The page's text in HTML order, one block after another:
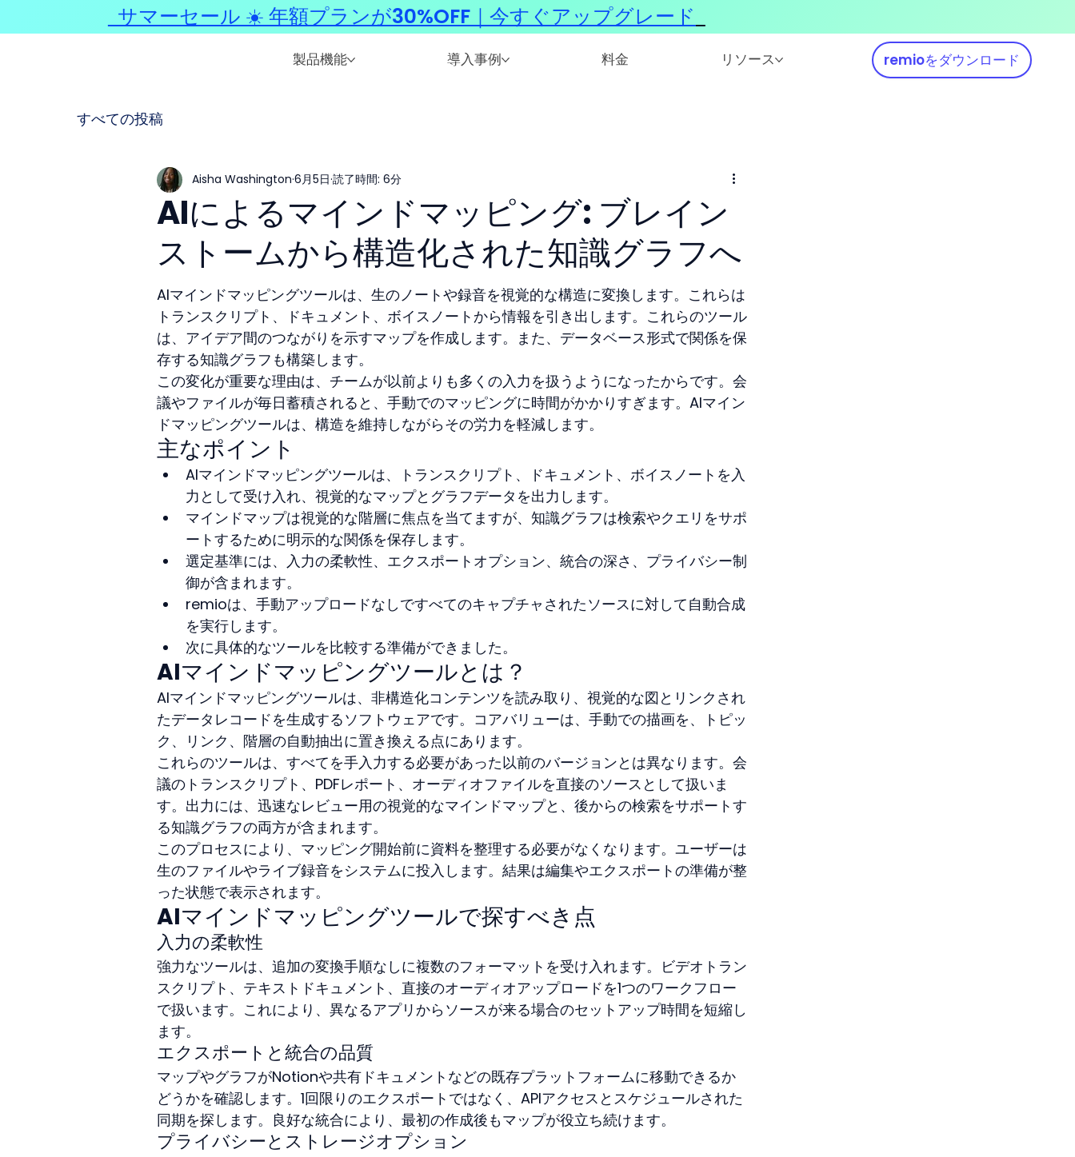
製品機能 導入事例 料金 リソース remioをダウンロード
すべての投稿
AIによるマインドマッピング: ブレイン
ストームから構造化された知識グラフへ
Aisha Washington 6月5日 読了時間: 6分
AIマインドマッピングツールは、生のノートや録音を視覚的な構造に変換します。これらは
トランスクリプト、ドキュメント、ボイスノートから情報を引き出します。これらのツール
は、アイデア間のつながりを示すマップを作成します。また、データベース形式で関係を保
存する知識グラフも構築します。
この変化が重要な理由は、チームが以前よりも多くの入力を扱うようになったからです。会
議やファイルが毎日蓄積されると、手動でのマッピングに時間がかかりすぎます。AIマイン
ドマッピングツールは、構造を維持しながらその労力を軽減します。
主なポイント
AIマインドマッピングツールは、トランスクリプト、ドキュメント、ボイスノートを入
力として受け入れ、視覚的なマップとグラフデータを出力します。
マインドマップは視覚的な階層に焦点を当てますが、知識グラフは検索やクエリをサポ
ートするために明示的な関係を保存します。
選定基準には、入力の柔軟性、エクスポートオプション、統合の深さ、プライバシー制
御が含まれます。
remioは、手動アップロードなしですべてのキャプチャされたソースに対して自動合成
を実行します。
次に具体的なツールを比較する準備ができました。
AIマインドマッピングツールとは？
AIマインドマッピングツールは、非構造化コンテンツを読み取り、視覚的な図とリンクされ
たデータレコードを生成するソフトウェアです。コアバリューは、手動での描画を、トピッ
ク、リンク、階層の自動抽出に置き換える点にあります。
これらのツールは、すべてを手入力する必要があった以前のバージョンとは異なります。会
議のトランスクリプト、PDFレポート、オーディオファイルを直接のソースとして扱いま
す。出力には、迅速なレビュー用の視覚的なマインドマップと、後からの検索をサポートす
る知識グラフの両方が含まれます。
このプロセスにより、マッピング開始前に資料を整理する必要がなくなります。ユーザーは
生のファイルやライブ録音をシステムに投入します。結果は編集やエクスポートの準備が整
った状態で表示されます。
AIマインドマッピングツールで探すべき点
入力の柔軟性
強力なツールは、追加の変換手順なしに複数のフォーマットを受け入れます。ビデオトラン
スクリプト、テキストドキュメント、直接のオーディオアップロードを1つのワークフロー
で扱います。これにより、異なるアプリからソースが来る場合のセットアップ時間を短縮し
ます。
エクスポートと統合の品質
マップやグラフがNotionや共有ドキュメントなどの既存プラットフォームに移動できるか
どうかを確認します。1回限りのエクスポートではなく、APIアクセスとスケジュールされた
同期を探します。良好な統合により、最初の作成後もマップが役立ち続けます。
プライバシーとストレージオプション
サマーセール ☀️ 年額プランが30%OFF｜今すぐアップグレード